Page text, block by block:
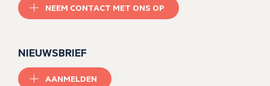
NEEM CONTACT MET ONS OP
NIEUWSBRIEF
AANMELDEN